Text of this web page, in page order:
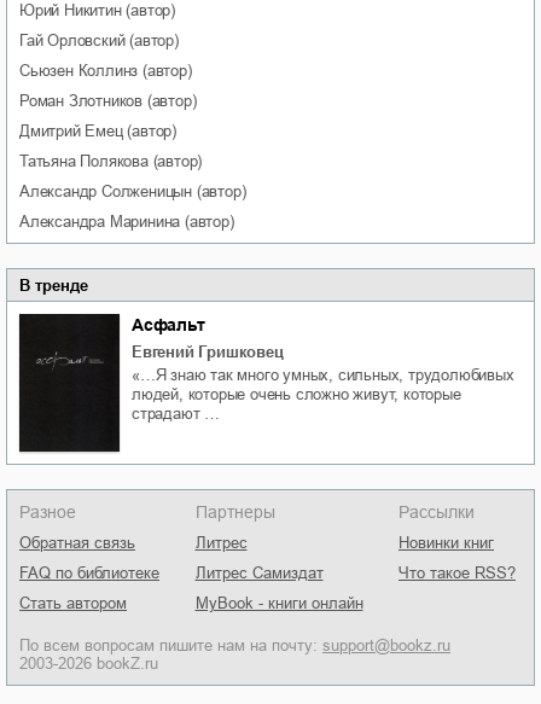
Юрий Никитин(автор)
Гай Орловский(автор)
Сьюзен Коллинз (автор)
Роман Злотников (автор)
Дмитрий Емец(автор)
Татьяна Полякова(автор)
Александр Солженицын (автор)
Александра Маринина (автор)
В тренде
Асфальт
Евгений Гришковец
«…Я знаю так много умных, сильных, трудолюбивых
людей, которые очень сложно живут, которые
страдают …
Разное
Обратная связь
FAQ по библиотеке
Стать автором
Партнеры
Литрес
Литрес Самиздат
MyBook - книги онлайн
Рассылки
Новинки книг
Что такое RSS?
По всем вопросам пишите нам на почту: support@bookz.ru
2003-2026 bookZ.ru